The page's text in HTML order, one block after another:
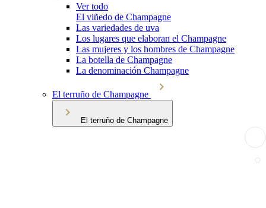
Ver todo
El viñedo de Champagne
Las variedades de uva
Los lugares que elaboran el Champagne
Las mujeres y los hombres de Champagne
La botella de Champagne
La denominación Champagne
El terruño de Champagne
El terruño de Champagne